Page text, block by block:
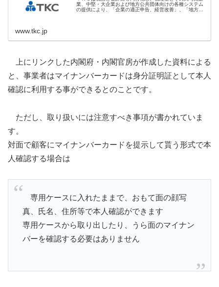
業、中堅・大企業および地方公共団体向けの各種システム
の提供により、「企業の適正申告、経営改善」、「地方公
www.tkc.jp
上にリンクした内閣府・内閣官房が作成した資料による
と、事業者はマイナンバーカードは身分証明証として本人
確認に利用する事ができるとのことです。
ただし、取り扱いには注意すべき事項が書かれていま
す。
対面で顧客にマイナンバーカードを提示して貰う形式で本
人確認する場合は
専用ケースに入れたままで、おもて面の顔写
真、氏名、住所等で本人確認ができます
専用ケースから取り出したり、うら面のマイナン
バーを確認する必要はありません